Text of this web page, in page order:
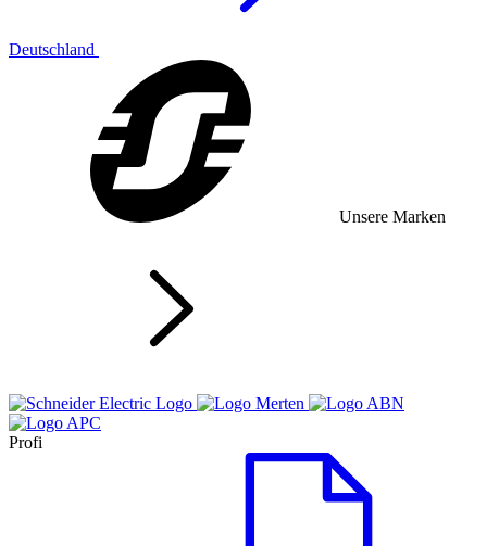
Deutschland
Unsere Marken
Profi